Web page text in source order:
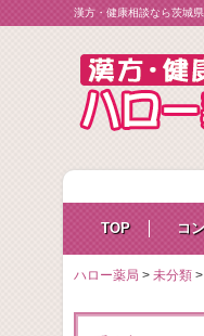
漢方・健康相談なら茨城
TOP コ
ハロー薬局 > 未分類 >